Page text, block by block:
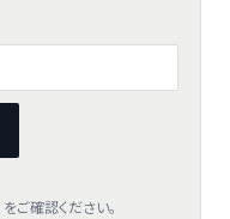
をご確認ください。